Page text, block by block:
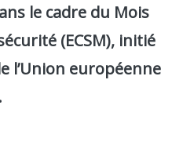
le cadre du Mois
(ECSM), initié
l’Union européenne